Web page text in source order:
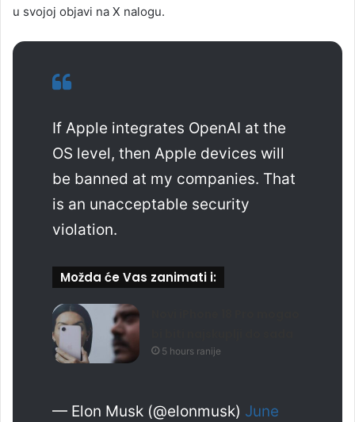
u svojoj objavi na X nalogu.
If Apple integrates OpenAI at the
OS level, then Apple devices will
be banned at my companies. That
is an unacceptable security
violation.
Možda će Vas zanimati i:
5 hours ranije
— Elon Musk (@elonmusk) June